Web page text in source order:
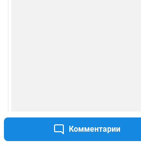
Комментарии